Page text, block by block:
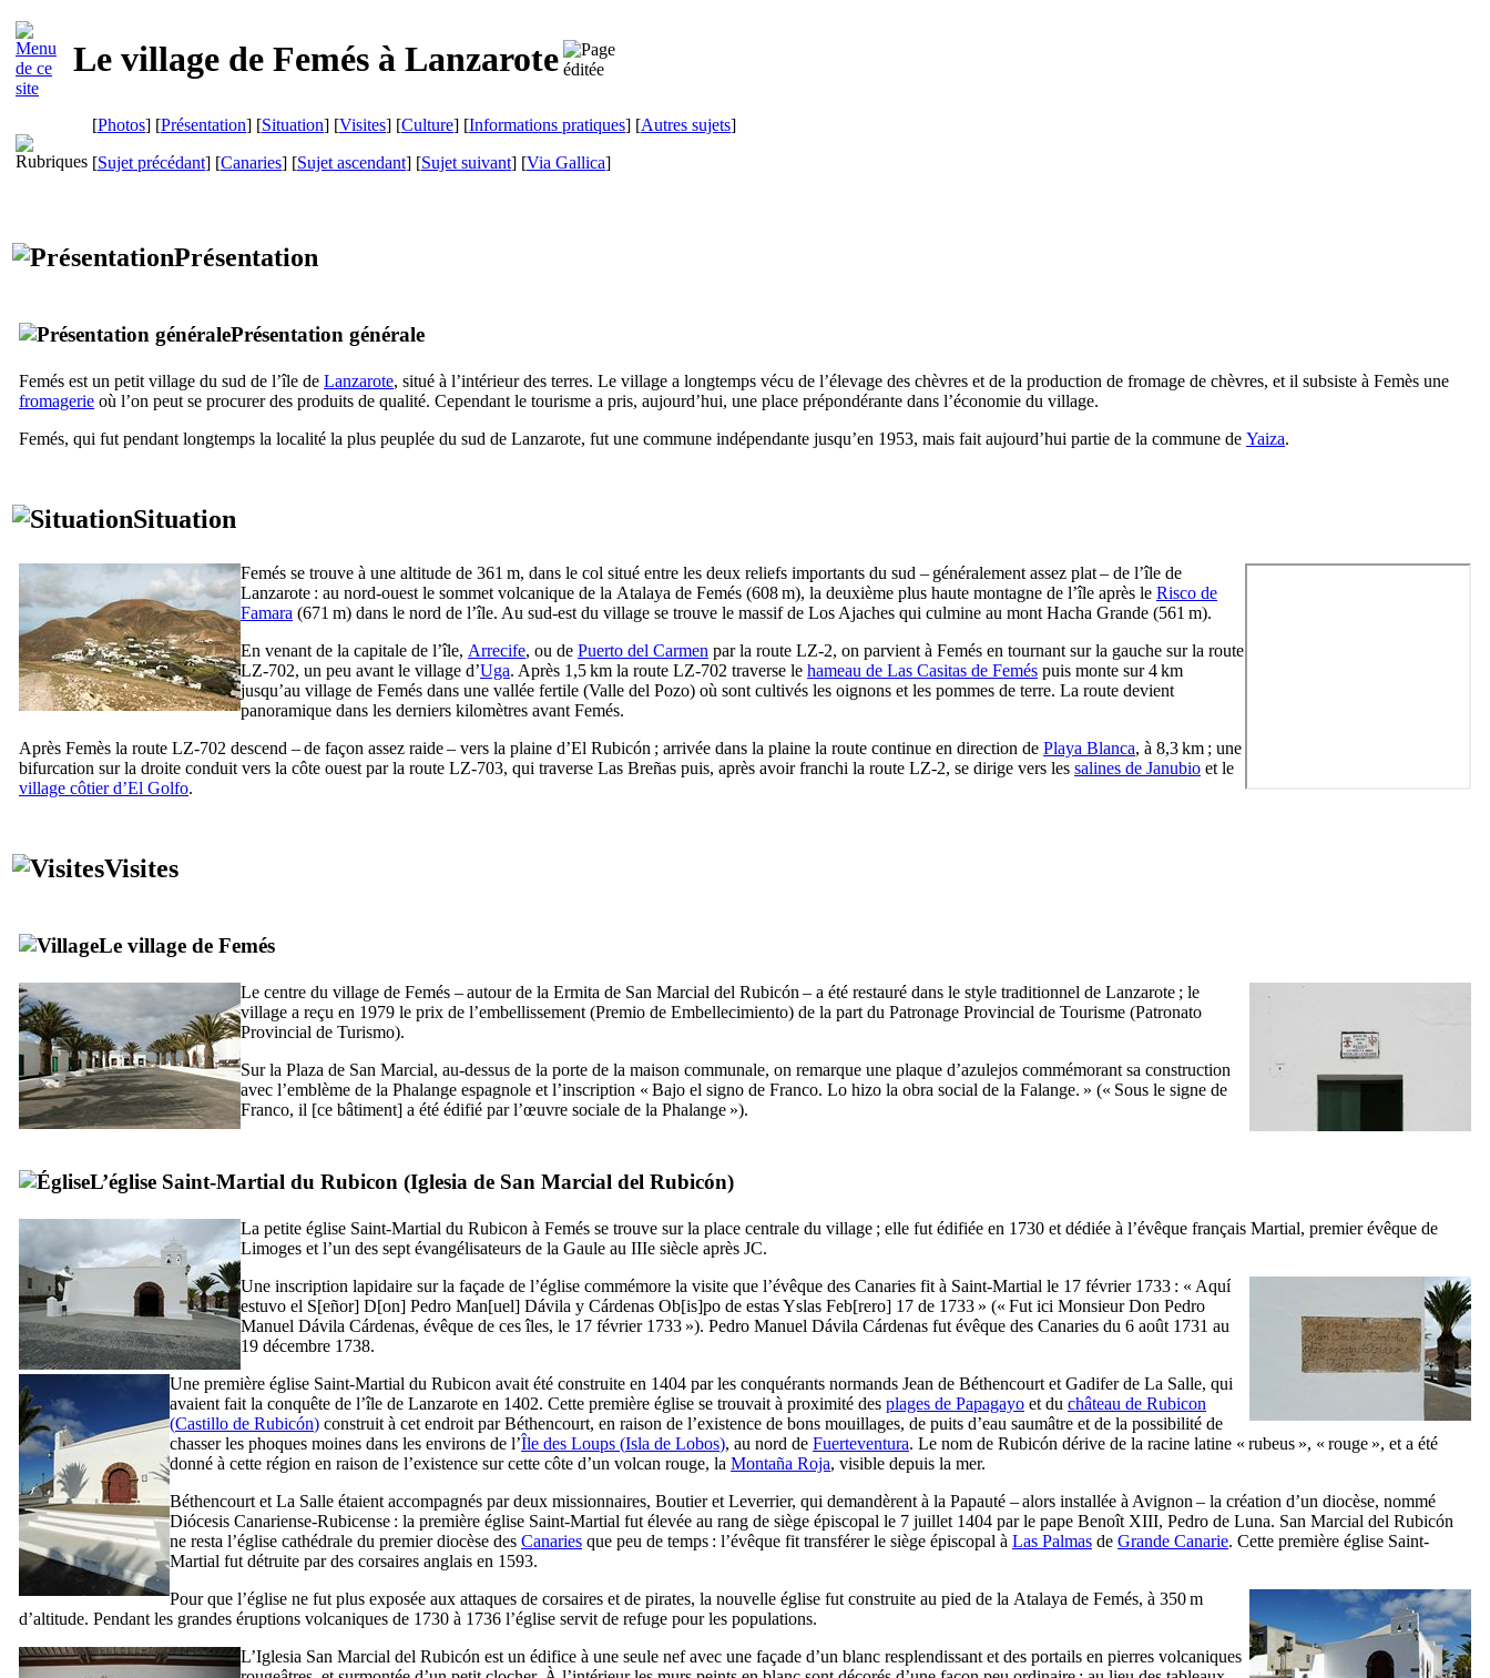
Le village de Femés à Lanzarote
[Photos] [Présentation] [Situation] [Visites] [Culture] [Informations pratiques] [Autres sujets]
[Sujet précédant] [Canaries] [Sujet ascendant] [Sujet suivant] [Via Gallica]
Présentation
Présentation générale
Femés est un petit village du sud de l’île de Lanzarote, situé à l’intérieur des terres. Le village a longtemps vécu de l’élevage des chèvres et de la production de fromage de chèvres, et il subsiste à Femès une
fromagerie où l’on peut se procurer des produits de qualité. Cependant le tourisme a pris, aujourd’hui, une place prépondérante dans l’économie du village.
Femés, qui fut pendant longtemps la localité la plus peuplée du sud de Lanzarote, fut une commune indépendante jusqu’en 1953, mais fait aujourd’hui partie de la commune de Yaiza.
Situation
Femés se trouve à une altitude de 361 m, dans le col situé entre les deux reliefs importants du sud – généralement assez plat – de l’île de
Lanzarote : au nord-ouest le sommet volcanique de la Atalaya de Femés (608 m), la deuxième plus haute montagne de l’île après le Risco de
Famara (671 m) dans le nord de l’île. Au sud-est du village se trouve le massif de Los Ajaches qui culmine au mont Hacha Grande (561 m).
En venant de la capitale de l’île, Arrecife, ou de Puerto del Carmen par la route LZ-2, on parvient à Femés en tournant sur la gauche sur la route
LZ-702, un peu avant le village d’Uga. Après 1,5 km la route LZ-702 traverse le hameau de Las Casitas de Femés puis monte sur 4 km
jusqu’au village de Femés dans une vallée fertile (Valle del Pozo) où sont cultivés les oignons et les pommes de terre. La route devient
panoramique dans les derniers kilomètres avant Femés.
Après Femès la route LZ-702 descend – de façon assez raide – vers la plaine d’El Rubicón ; arrivée dans la plaine la route continue en direction de Playa Blanca, à 8,3 km ; une
bifurcation sur la droite conduit vers la côte ouest par la route LZ-703, qui traverse Las Breñas puis, après avoir franchi la route LZ-2, se dirige vers les salines de Janubio et le
village côtier d’El Golfo.
Visites
Le village de Femés
Le centre du village de Femés – autour de la Ermita de San Marcial del Rubicón – a été restauré dans le style traditionnel de Lanzarote ; le
village a reçu en 1979 le prix de l’embellissement (Premio de Embellecimiento) de la part du Patronage Provincial de Tourisme (Patronato
Provincial de Turismo).
Sur la Plaza de San Marcial, au-dessus de la porte de la maison communale, on remarque une plaque d’azulejos commémorant sa construction
avec l’emblème de la Phalange espagnole et l’inscription « Bajo el signo de Franco. Lo hizo la obra social de la Falange. » (« Sous le signe de
Franco, il [ce bâtiment] a été édifié par l’œuvre sociale de la Phalange »).
L’église Saint-Martial du Rubicon (Iglesia de San Marcial del Rubicón)
La petite église Saint-Martial du Rubicon à Femés se trouve sur la place centrale du village ; elle fut édifiée en 1730 et dédiée à l’évêque français Martial, premier évêque de
Limoges et l’un des sept évangélisateurs de la Gaule au IIIe siècle après JC.
Une inscription lapidaire sur la façade de l’église commémore la visite que l’évêque des Canaries fit à Saint-Martial le 17 février 1733 : « Aquí
estuvo el S[eñor] D[on] Pedro Man[uel] Dávila y Cárdenas Ob[is]po de estas Yslas Feb[rero] 17 de 1733 » (« Fut ici MonsieurDon Pedro
Manuel Dávila Cárdenas, évêque de ces îles, le 17 février 1733 »). Pedro Manuel Dávila Cárdenas fut évêque des Canaries du 6 août 1731 au
19 décembre 1738.
Une première église Saint-Martial du Rubicon avait été construite en 1404 par les conquérants normands Jean de Béthencourt et Gadifer de La Salle, qui
avaient fait la conquête de l’île de Lanzarote en 1402. Cette première église se trouvait à proximité des plages de Papagayo et du château de Rubicon
(Castillo de Rubicón) construit à cet endroit parBéthencourt, en raison de l’existence de bons mouillages, de puits d’eau saumâtre et de la possibilité de
chasser les phoques moines dans les environs de l’Île des Loups (Isla de Lobos), au nord de Fuerteventura. Le nom de Rubicón dérive de la racine latine « rubeus », « rouge », et a été
donné à cette région en raison de l’existence sur cette côte d’un volcan rouge, la Montaña Roja, visible depuis la mer.
Béthencourt et La Salle étaient accompagnés par deux missionnaires, Boutieret Leverrier, qui demandèrent à la Papauté – alors installée à Avignon – la création d’un diocèse, nommé
Diócesis Canariense-Rubicense : la première église Saint-Martial fut élevée au rang de siège épiscopal le 7 juillet 1404 par le pape Benoît XIII, Pedro de Luna. San Marcial del Rubicón
ne resta l’église cathédrale du premier diocèse des Canaries que peu de temps : l’évêque fit transférer le siège épiscopal à Las Palmas de Grande Canarie. Cette première église Saint-
Martial fut détruite par des corsaires anglais en 1593.
Pour que l’église ne fut plus exposée aux attaques de corsaires et de pirates, la nouvelle église fut construite au pied de la Atalaya de Femés, à 350 m
d’altitude. Pendant les grandes éruptions volcaniques de 1730 à 1736 l’église servit de refuge pour les populations.
L’Iglesia San Marcial del Rubicón est un édifice à une seule nef avec une façade d’un blanc resplendissant et des portails en pierres volcaniques